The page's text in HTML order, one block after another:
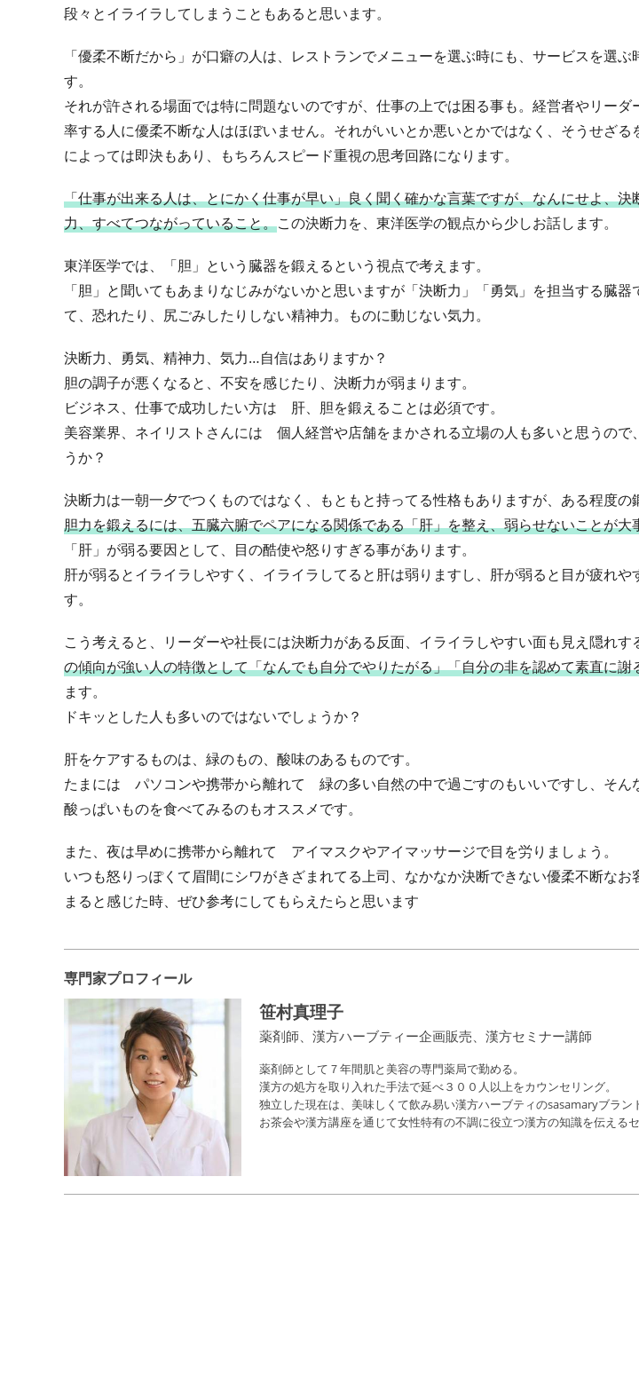
段々とイライラしてしまうこともあると思います。
「優柔不断だから」が口癖の人は、レストランでメニューを選ぶ時にも、サービスを選
す。
それが許される場面では特に問題ないのですが、仕事の上では困る事も。経営者やリー
率する人に優柔不断な人はほぼいません。それがいいとか悪いとかではなく、そうせざ
によっては即決もあり、もちろんスピード重視の思考回路になります。
「仕事が出来る人は、とにかく仕事が早い」良く聞く確かな言葉ですが、なんにせよ、
力、すべてつながっていること。この決断力を、東洋医学の観点から少しお話します。
東洋医学では、「胆」という臓器を鍛えるという視点で考えます。
「胆」と聞いてもあまりなじみがないかと思いますが「決断力」「勇気」を担当する臓
て、恐れたり、尻ごみしたりしない精神力。ものに動じない気力。
決断力、勇気、精神力、気力…自信はありますか？
胆の調子が悪くなると、不安を感じたり、決断力が弱まります。
ビジネス、仕事で成功したい方は 肝、胆を鍛えることは必須です。
美容業界、ネイリストさんには 個人経営や店舗をまかされる立場の人も多いと思うので
うか？
決断力は一朝一夕でつくものではなく、もともと持ってる性格もありますが、ある程度の
胆力を鍛えるには、五臓六腑でペアになる関係である「肝」を整え、弱らせないことが大
「肝」が弱る要因として、目の酷使や怒りすぎる事があります。
肝が弱るとイライラしやすく、イライラしてると肝は弱りますし、肝が弱ると目が疲れや
す。
こう考えると、リーダーや社長には決断力がある反面、イライラしやすい面も見え隠れす
の傾向が強い人の特徴として「なんでも自分でやりたがる」「自分の非を認めて素直に謝
ます。
ドキッとした人も多いのではないでしょうか？
肝をケアするものは、緑のもの、酸味のあるものです。
たまには パソコンや携帯から離れて 緑の多い自然の中で過ごすのもいいですし、そん
酸っぱいものを食べてみるのもオススメです。
また、夜は早めに携帯から離れて アイマスクやアイマッサージで目を労りましょう。
いつも怒りっぽくて眉間にシワがきざまれてる上司、なかなか決断できない優柔不断な
まると感じた時、ぜひ参考にしてもらえたらと思います
専門家プロフィール
笹村真理子
薬剤師、漢方ハーブティー企画販売、漢方セミナー講師
薬剤師として７年間肌と美容の専門薬局で勤める。
漢方の処方を取り入れた手法で延べ３００人以上をカウンセリング。
独立した現在は、美味しくて飲み易い漢方ハーブティのsasamaryブラン
お茶会や漢方講座を通じて女性特有の不調に役立つ漢方の知識を伝える